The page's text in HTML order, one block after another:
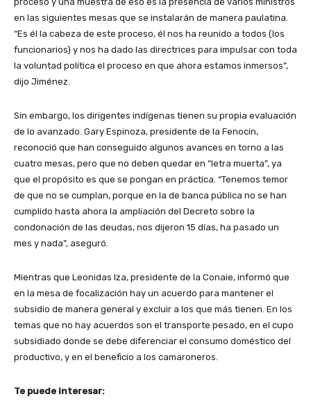
en las siguientes mesas que se instalarán de manera paulatina.
“Es él la cabeza de este proceso, él nos ha reunido a todos (los
funcionarios) y nos ha dado las directrices para impulsar con toda
la voluntad política el proceso en que ahora estamos inmersos”,
dijo Jiménez.
Sin embargo, los dirigentes indígenas tienen su propia evaluación
de lo avanzado. Gary Espinoza, presidente de la Fenocin,
reconoció que han conseguido algunos avances en torno a las
cuatro mesas, pero que no deben quedar en “letra muerta”, ya
que el propósito es que se pongan en práctica. “Tenemos temor
de que no se cumplan, porque en la de banca pública no se han
cumplido hasta ahora la ampliación del Decreto sobre la
condonación de las deudas, nos dijeron 15 días, ha pasado un
mes y nada”, aseguró.
Mientras que Leonidas Iza, presidente de la Conaie, informó que
en la mesa de focalización hay un acuerdo para mantener el
subsidio de manera general y excluir a los que más tienen. En los
temas que no hay acuerdos son el transporte pesado, en el cupo
subsidiado donde se debe diferenciar el consumo doméstico del
productivo, y en el beneficio a los camaroneros.
Te puede interesar: